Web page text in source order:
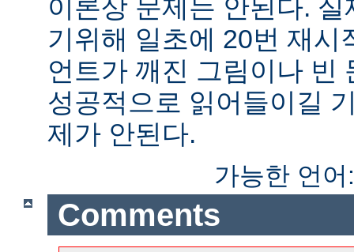
이론상 문제는 안된다.
기위해 일초에 20번 재시
언트가 깨진 그림이나 빈
성공적으로 읽어들이길
제가 안된다.
가능한 언
Comments